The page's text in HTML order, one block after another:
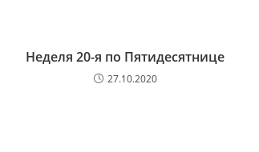
Неделя 20-я по Пятидесятнице
27.10.2020